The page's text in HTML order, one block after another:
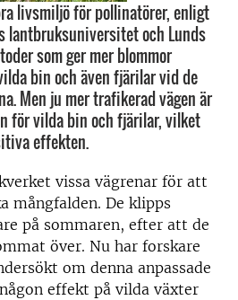
livsmiljö för pollinatörer, enligt
lantbruksuniversitet och Lunds
som ger mer blommor
bin och även fjärilar vid de
Men ju mer trafikerad vägen är
för vilda bin och fjärilar, vilket
effekten.
vissa vägrenar för att
mångfalden. De klipps
på sommaren, efter att de
över. Nu har forskare
om denna anpassade
effekt på vilda växter